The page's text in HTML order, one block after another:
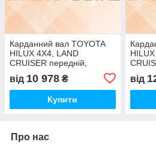
Карданний вал TOYOTA
HILUX 4X4, LAND
CRUISER передній,
від 10 978 ₴
Купити
60X60
від
Про нас